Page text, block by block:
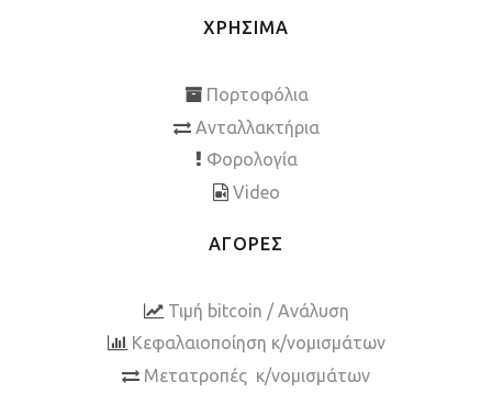
ΧΡΗΣΙΜΑ
Πορτοφόλια
Ανταλλακτήρια
Φορολογία
Video
ΑΓΟΡΕΣ
Τιμή bitcoin / Ανάλυση
Κεφαλαιοποίηση κ/νομισμάτων
Μετατροπές κ/νομισμάτων